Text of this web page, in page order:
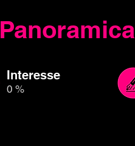
Panoramica
Interesse
0 %